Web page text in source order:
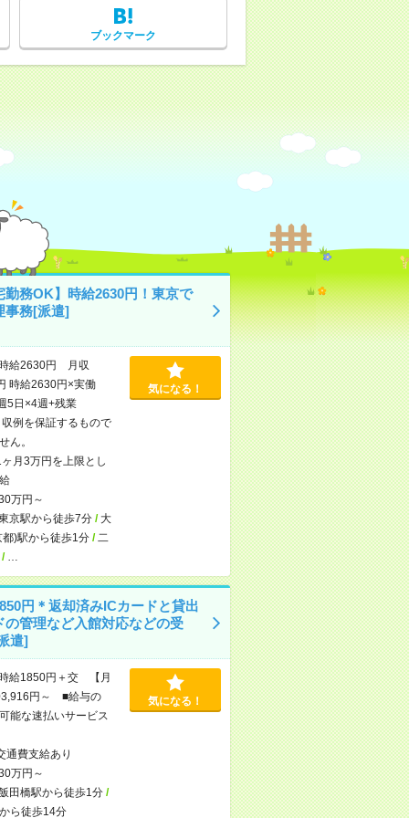
ブックマーク
勤務OK】時給2630円！東京で
事務[派遣]
給2630円 月収
時給2630円×実働
5日×4週+残業
例を保証するもので
ん。
月3万円を上限とし
万円～
京駅から徒歩7分/ 大
)駅から徒歩1分/ 二
気になる！
円＊返却済みICカードと貸出
の管理など入館対応などの受
遣]
給1850円＋交 【月
円～ ■給与の
能な速払いサービス
通費支給あり
万円～
田橋駅から徒歩1分/
ら徒歩14分
気になる！